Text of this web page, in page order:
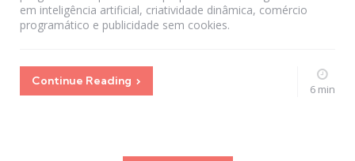
em inteligência artificial, criatividade dinâmica, comércio
programático e publicidade sem cookies.
Continue Reading
6 min